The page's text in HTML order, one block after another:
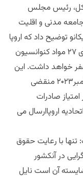
کل، رئیس مجلس
جامعه مدنی و اقلیت
توضیح داد که اروپا
برای بسیاری از کالاهای پاکستانی در ازای اجرای ۲۷ مواد کنوانسیون
خواهد داشت. این
برنامه (تجارت امتیازی وترجیحی)، که در دسامبر۲۰۲۳ منقضی
صادرات
اتحادیه اروپاارسال می
تنها با رعایت حقوق
در آنکشور
آن است نایل